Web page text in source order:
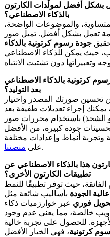
بشكل أفضل لمولّدات الكارتون
بالذكاء الاصطناعي؟
والموضوعات الواضحة،
تعمل بشكل أفضل. تميل صور
جودة رسوم كرتونية بالذكاء
حيث يمكن للذكاء الاصطناعي
كرتونية بالذكاء الاصطناعي
بعد التوليد؟
تحسين صورتك المصدر واختيار
يمكنك إجراء تعديلات طفيفة بعد
الشحذ) باستخدام محررات صور
جودة كبيرة، من الأفضل
أنماط وإعدادات مختلفة
على منصتنا .
هذا بالذكاء الاصطناعي عن
تطبيقات الكارتون الأخرى؟
الفائقة، حيث توفر تطبيقًا للنمط
الجودة بأساليب شائعة مثل
فوري عبر خوارزميات ذكاء
ويب خالصة، مما يعني عدم وجود
للحصول على تجربة خالية
كرتونية